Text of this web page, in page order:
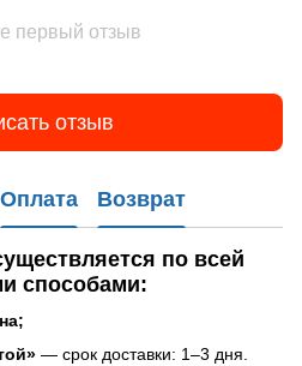
первый отзыв
отзыв
Оплата Возврат
по всей
способами:
;
— срок доставки: 1–3 дня.